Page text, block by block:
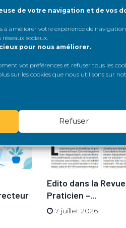
de votre navigation et de vos
à améliorer votre expérience de
sociaux
pour nous améliorer.
vos préférences et refuser tous les
sur les cookies que nous utilisons sur
Refuser
Edito dans la
Praticien –...
7 juillet 2026